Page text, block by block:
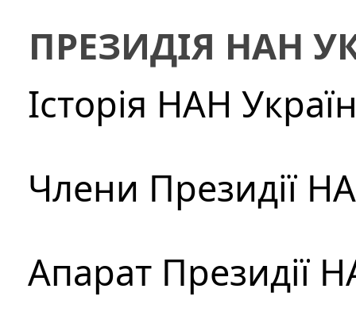
ПРЕЗИДІЯ НАН
Історія НАН
Члени Президії
Апарат Президії